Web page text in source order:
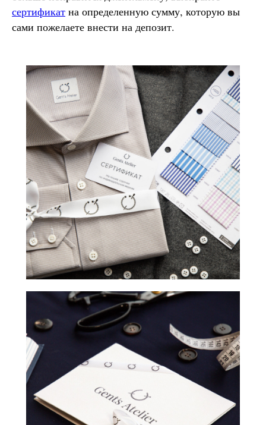
сертификат на определенную сумму, которую вы
сами пожелаете внести на депозит.